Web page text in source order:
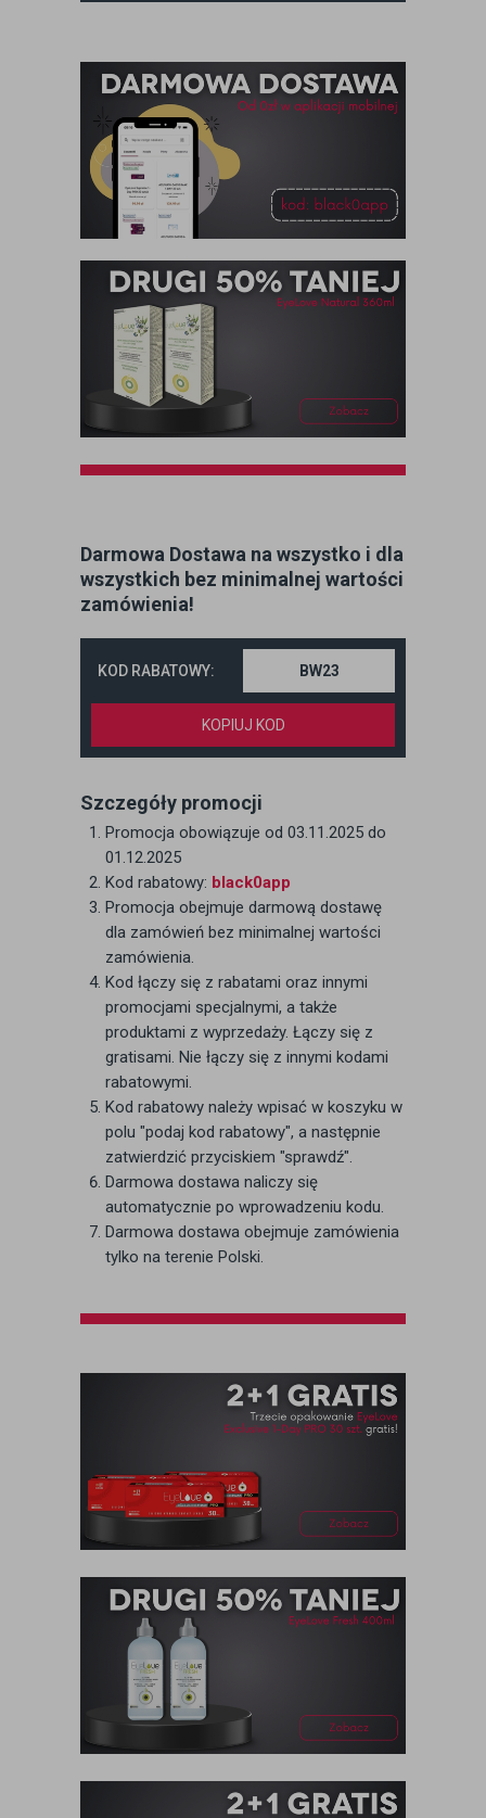
Darmowa Dostawa na wszystko i dla
wszystkich bez minimalnej wartości
zamówienia!
KOD RABATOWY:
KOPIUJ KOD
Szczegóły promocji
Promocja obowiązuje od 03.11.2025 do
01.12.2025
Kod rabatowy: black0app
Promocja obejmuje darmową dostawę
dla zamówień bez minimalnej wartości
zamówienia.
Kod łączy się z rabatami oraz innymi
promocjami specjalnymi, a także
produktami z wyprzedaży. Łączy się z
gratisami. Nie łączy się z innymi kodami
rabatowymi.
Kod rabatowy należy wpisać w koszyku w
polu "podaj kod rabatowy", a następnie
zatwierdzić przyciskiem "sprawdź".
Darmowa dostawa naliczy się
automatycznie po wprowadzeniu kodu.
Darmowa dostawa obejmuje zamówienia
tylko na terenie Polski.